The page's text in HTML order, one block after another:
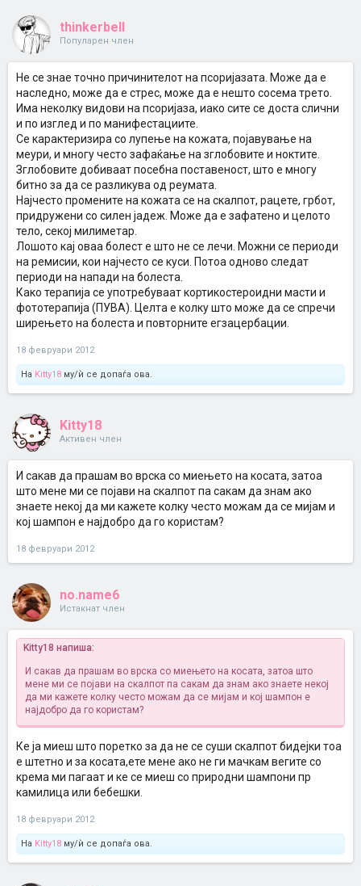
thinkerbell
Популарен член
Не се знае точно причинителот на псоријазата. Може да е
наследно, може да е стрес, може да е нешто сосема трето.
Има неколку видови на псоријаза, иако сите се доста слични
и по изглед и по манифестациите.
Се карактеризира со лупење на кожата, појавување на
меури, и многу често зафаќање на зглобовите и ноктите.
Зглобовите добиваат посебна поставеност, што е многу
битно за да се разликува од реумата.
Најчесто промените на кожата се на скалпот, рацете, грбот,
придружени со силен јадеж. Може да е зафатено и целото
тело, секој милиметар.
Лошото кај оваа болест е што не се лечи. Можни се периоди
на ремисии, кои најчесто се куси. Потоа одново следат
периоди на напади на болеста.
Како терапија се употребуваат кортикостероидни масти и
фототерапија (ПУВА). Целта е колку што може да се спречи
ширењето на болеста и повторните егзацербации.
18 февруари 2012
На Kitty18 му/ѝ се допаѓа ова.
Kitty18
Активен член
И сакав да прашам во врска со миењето на косата, затоа
што мене ми се појави на скалпот па сакам да знам ако
знаете некој да ми кажете колку често можам да се мијам и
кој шампон е најдобро да го користам?
18 февруари 2012
no.name6
Истакнат член
Kitty18 напиша:
И сакав да прашам во врска со миењето на косата, затоа што
мене ми се појави на скалпот па сакам да знам ако знаете некој
да ми кажете колку често можам да се мијам и кој шампон е
најдобро да го користам?
Ке ја миеш што поретко за да не се суши скалпот бидејки тоа
е штетно и за косата,ете мене ако не ги мачкам вегите со
крема ми пагаат и ке се миеш со природни шампони пр
камилица или бебешки.
18 февруари 2012
На Kitty18 му/ѝ се допаѓа ова.